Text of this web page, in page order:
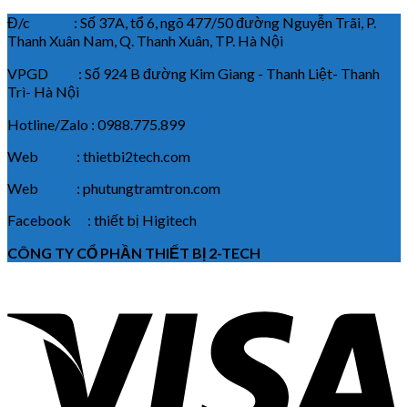
Đ/c : Số 37A, tổ 6, ngõ 477/50 đường Nguyễn Trãi, P.
Thanh Xuân Nam, Q. Thanh Xuân, TP. Hà Nội
VPGD : Số 924 B đường Kim Giang - Thanh Liệt- Thanh
Trì- Hà Nội
Hotline/Zalo : 0988.775.899
Web : thietbi2tech.com
Web : phutungtramtron.com
Facebook : thiết bị Higitech
CÔNG TY CỔ PHẦN THIẾT BỊ 2-TECH